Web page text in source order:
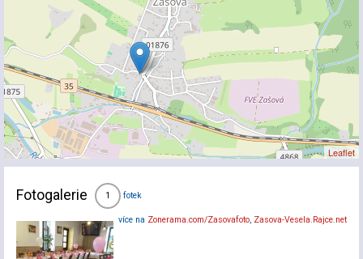
Leaflet
Fotogalerie 1 fotek
více na Zonerama.com/Zasovafoto, Zasova-Vesela.Rajce.net